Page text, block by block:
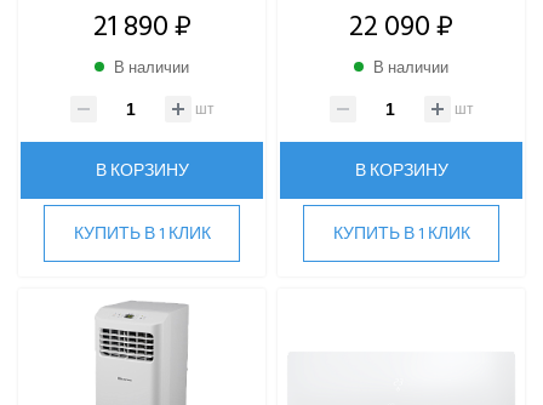
21 890 ₽
В наличии
шт
В КОРЗИНУ
КУПИТЬ В 1 КЛИК
22 090 ₽
В наличии
шт
В КОРЗИНУ
КУПИТЬ В 1 КЛИК